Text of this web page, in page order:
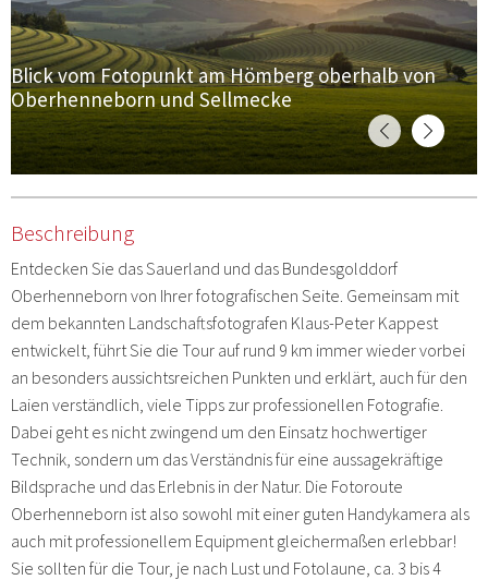
Blick vom Fotopunkt am Hömberg oberhalb von
Oberhenneborn und Sellmecke
Beschreibung
Entdecken Sie das Sauerland und das Bundesgolddorf
Oberhenneborn von Ihrer fotografischen Seite. Gemeinsam mit
dem bekannten Landschaftsfotografen Klaus-Peter Kappest
entwickelt, führt Sie die Tour auf rund 9 km immer wieder vorbei
an besonders aussichtsreichen Punkten und erklärt, auch für den
Laien verständlich, viele Tipps zur professionellen Fotografie.
Dabei geht es nicht zwingend um den Einsatz hochwertiger
Technik, sondern um das Verständnis für eine aussagekräftige
Bildsprache und das Erlebnis in der Natur. Die Fotoroute
Oberhenneborn ist also sowohl mit einer guten Handykamera als
auch mit professionellem Equipment gleichermaßen erlebbar!
Sie sollten für die Tour, je nach Lust und Fotolaune, ca. 3 bis 4